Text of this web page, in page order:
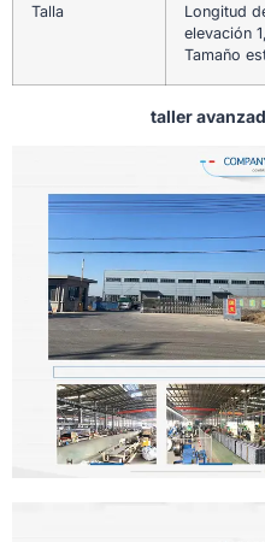
Talla
Longitud
elevación
Tamaño
taller